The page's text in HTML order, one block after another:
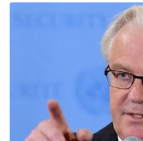
Liên hệ quảng cáo:024-